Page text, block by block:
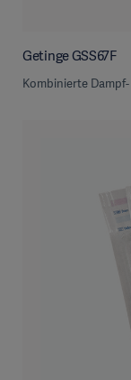
Getinge GSS67F
Kombinierte